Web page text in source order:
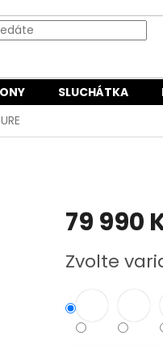
SLUCHÁTKA
79 990
cena:
Zvolte